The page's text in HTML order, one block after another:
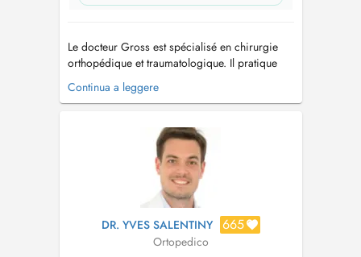
Le docteur Gross est spécialisé en chirurgie
orthopédique et traumatologique. Il pratique
essentiellement la chirurgie du membre
inférieur incluant : - la chirurgie mini-invasive
rigidus, orteils en griffes, névrome de morton,
arthrose du lisfranc...
Continua a leggere
DR. YVES SALENTINY 665
Ortopedico